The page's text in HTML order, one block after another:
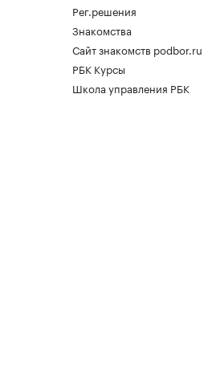
Рег.решения
Знакомства
Сайт знакомств podbor.ru
РБК Курсы
Школа управления РБК